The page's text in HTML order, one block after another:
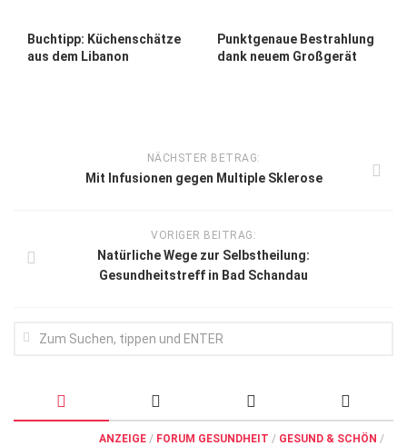
Buchtipp: Küchenschätze
aus dem Libanon
Punktgenaue Bestrahlung
dank neuem Großgerät
NÄCHSTER BETRAG:
Mit Infusionen gegen Multiple Sklerose
VORIGER BEITRAG:
Natürliche Wege zur Selbstheilung:
Gesundheitstreff in Bad Schandau
ANZEIGE / FORUM GESUNDHEIT / GESUND & SCHÖN /